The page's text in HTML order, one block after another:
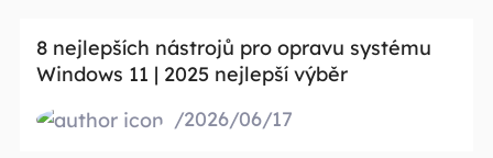
8 nejlepších nástrojů pro opravu systému
Windows 11 | 2025 nejlepší výběr
/2026/06/17